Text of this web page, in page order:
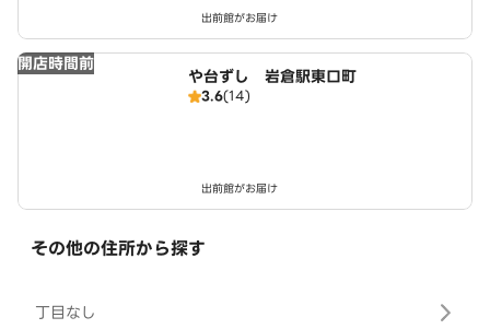
出前館がお届け
開店時間前
や台ずし 岩倉駅東口町
3.6(14)
出前館がお届け
その他の住所から探す
丁目なし